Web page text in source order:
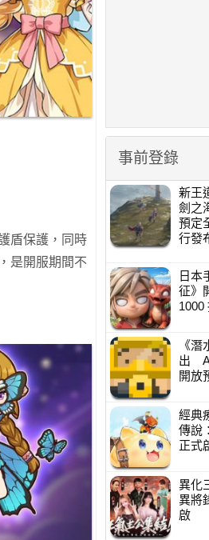
盾保護，同時
是開服期間不
事前登錄
新王
劍之
預定
行發
日本
征》
1000
《
出
開放
經典
傳說
正式
異化
異將
啟